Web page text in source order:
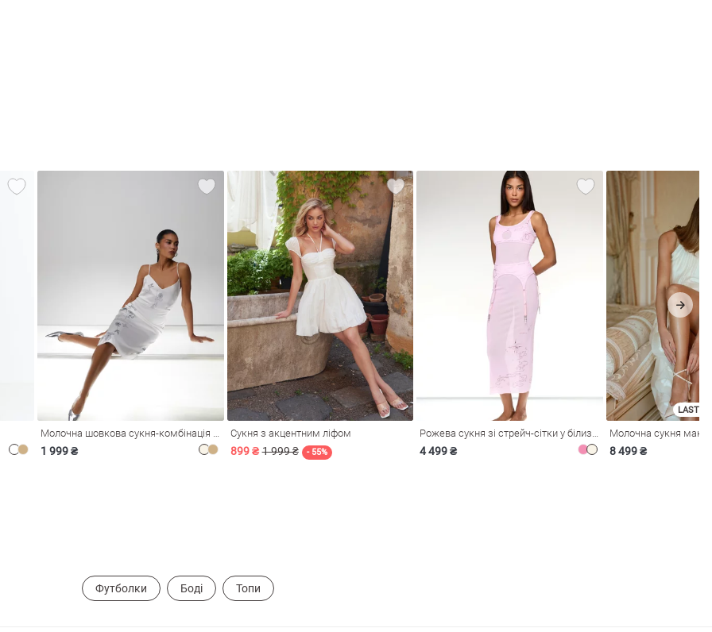
1 999 ₴
Сукня з акцентним ліфом
899 ₴ 1 999 ₴ - 55% 4 499 ₴
LAST
8 499 ₴
Футболки Боді Топи